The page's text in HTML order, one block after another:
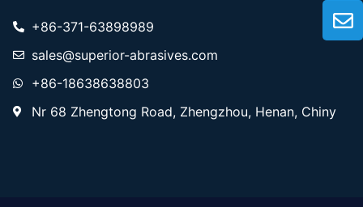
+86-371-63898989
sales@superior-abrasives.com
+86-18638638803
Nr 68 Zhengtong Road, Zhengzhou, Henan, Chiny